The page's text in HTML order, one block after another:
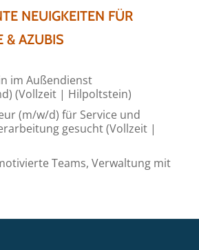
NEUIGKEITEN FÜR
& AZUBIS
im Außendienst
(Vollzeit | Hilpoltstein)
(m/w/d) für Service und
gesucht (Vollzeit |
Teams, Verwaltung mit